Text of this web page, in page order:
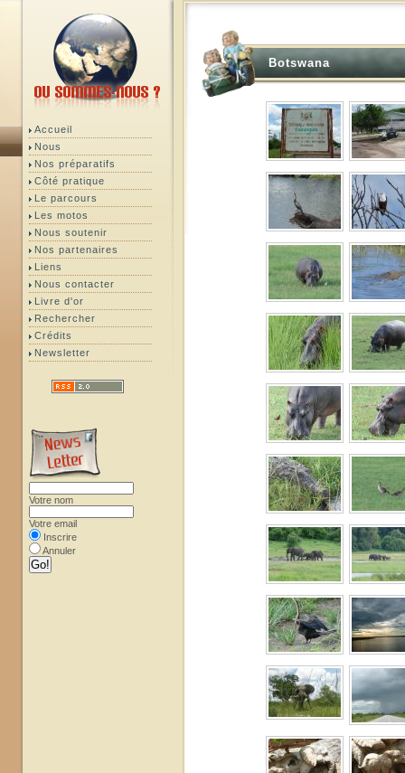
Accueil
Nous
Nos préparatifs
Côté pratique
Le parcours
Les motos
Nous soutenir
Nos partenaires
Liens
Nous contacter
Livre d'or
Rechercher
Crédits
Newsletter
Votre nom
Votre email
Inscrire
Annuler
Botswana